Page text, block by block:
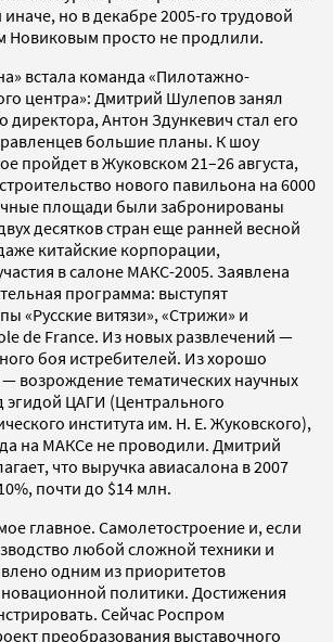
но в декабре 2005-го трудовой
Новиковым просто не продлили.
встала команда «Пилотажно-
центра»: Дмитрий Шулепов занял
директора, Антон Здункевич стал его
большие планы. К шоу
пройдет в Жуковском 21–26 августа,
нового павильона на 6000
площади были забронированы
десятков стран еще ранней весной
китайские корпорации,
в салоне МАКС-2005. Заявлена
программа: выступят
«Русские витязи», «Стрижи» и
de France. Из новых развлечений —
боя истребителей. Из хорошо
— возрождение тематических научных
ЦАГИ (Центрального
института им. Н. Е. Жуковского),
на МАКСе не проводили. Дмитрий
что выручка авиасалона в 2007
почти до $14 млн.
главное. Самолетостроение и, если
любой сложной техники и
одним из приоритетов
политики. Достижения
Сейчас Роспром
преобразования выставочного